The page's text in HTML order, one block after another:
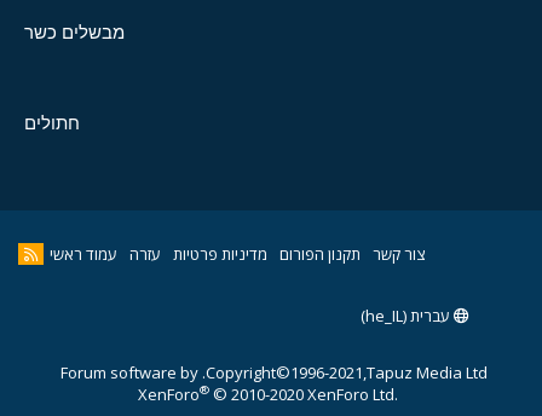
מבשלים כשר
חתולים
צור קשר תקנון הפורום מדיניות פרטיות עזרה עמוד ראשי
עברית (he_IL)
Copyright©1996-2021,Tapuz Media Ltd.
Forum software by
XenForo® © 2010-2020 XenForo Ltd.